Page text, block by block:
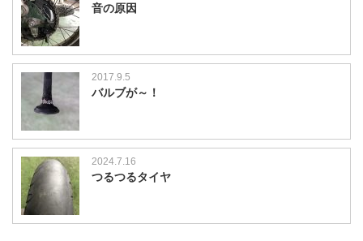
音の原因
2017.9.5
バルブが～！
2024.7.16
つるつるタイヤ